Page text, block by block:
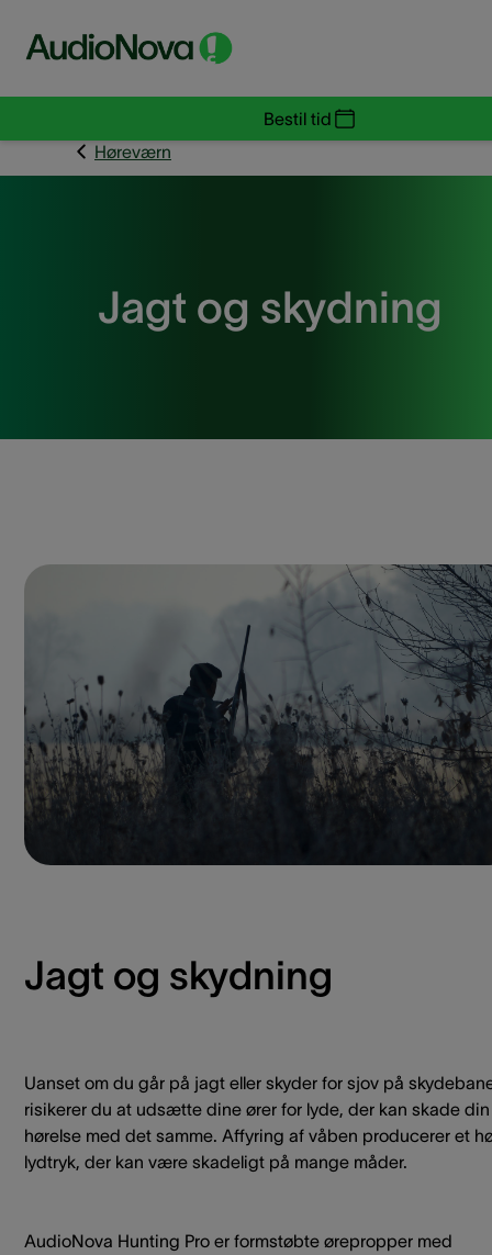
Bestil tid
Høreværn
Jagt og skydning
Jagt og skydning
Uanset om du går på jagt eller skyder for sjov på
risikerer du at udsætte dine ører for lyde, der kan skade din
hørelse med det samme. Affyring af våben producerer et
lydtryk, der kan være skadeligt på mange måder.
AudioNova Hunting Pro er formstøbte ørepropper med